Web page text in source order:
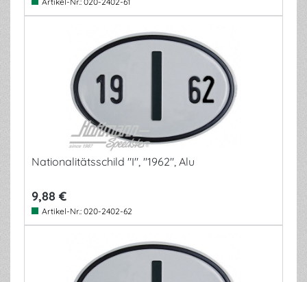
Nationalitätsschild "I", "1962", Alu
9,88 €
Artikel-Nr.: 020-2402-62